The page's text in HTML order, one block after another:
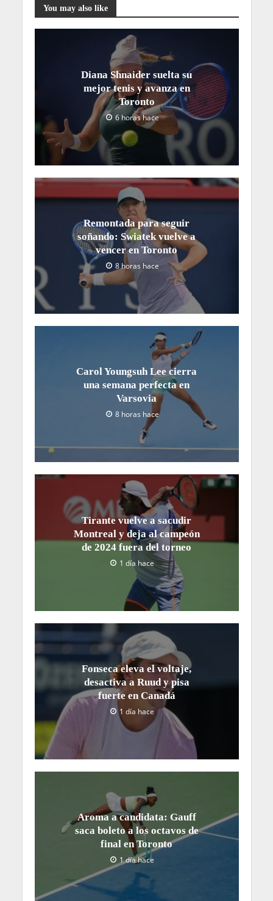
You may also like
Diana Shnaider suelta su
mejor tenis y avanza en
Toronto
6 horas hace
Remontada para seguir
soñando: Swiatek vuelve a
vencer en Toronto
8 horas hace
Carol Youngsuh Lee cierra
una semana perfecta en
Varsovia
8 horas hace
Tirante vuelve a sacudir
Montreal y deja al campeón
de 2024 fuera del torneo
1 día hace
Fonseca eleva el voltaje,
desactiva a Ruud y pisa
fuerte en Canadá
1 día hace
Aroma a candidata: Gauff
saca boleto a los octavos de
final en Toronto
1 día hace